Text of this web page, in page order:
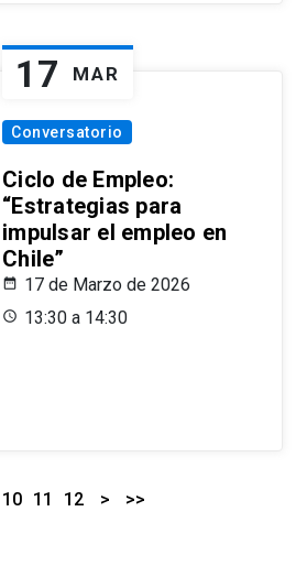
17 MAR
Conversatorio
Ciclo de Empleo:
“Estrategias para
impulsar el empleo en
Chile”
17 de Marzo de 2026
13:30 a 14:30
10 11 12 > >>